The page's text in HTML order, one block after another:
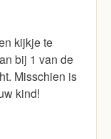
kijkje te
bij 1 van de
Misschien is
kind!